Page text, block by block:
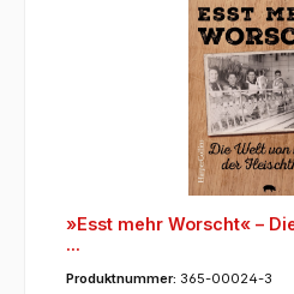
»Esst mehr Worscht« –
...
Produktnummer: 365-00024-3